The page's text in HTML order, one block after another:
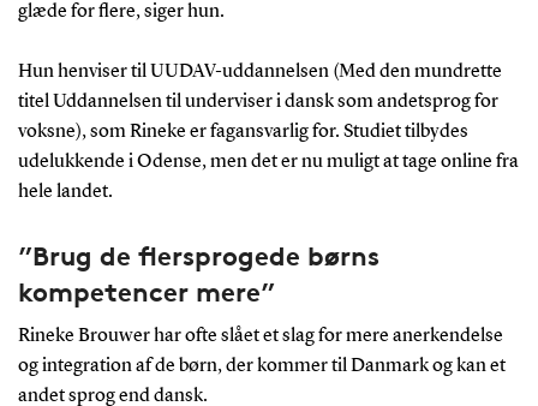
glæde for flere, siger hun.
Hun henviser til UUDAV-uddannelsen (Med den mundrette
titel Uddannelsen til underviser i dansk som andetsprog for
voksne), som Rineke er fagansvarlig for. Studiet tilbydes
udelukkende i Odense, men det er nu muligt at tage online fra
hele landet.
”Brug de flersprogede børns
kompetencer mere”
Rineke Brouwer har ofte slået et slag for mere anerkendelse
og integration af de børn, der kommer til Danmark og kan et
andet sprog end dansk.